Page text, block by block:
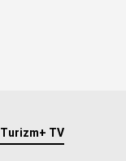
Turizm+ TV